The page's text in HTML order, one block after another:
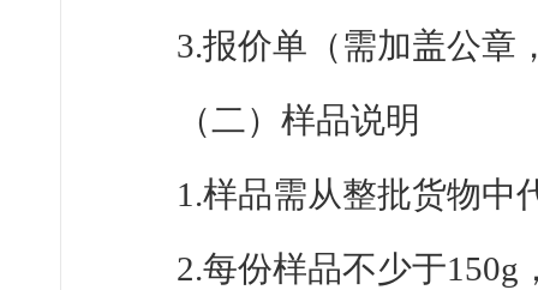
3.报价单（需加盖公章
（二）样品说明
1.样品需从整批货物中
2.每份样品不少于150g